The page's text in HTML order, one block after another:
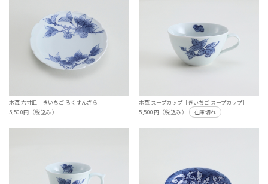
木苺 六寸皿［きいちご ろくすんざら］
5,500円（税込み）
木苺 スープカップ［きいちご スープカップ］
5,500円（税込み）
在庫切れ